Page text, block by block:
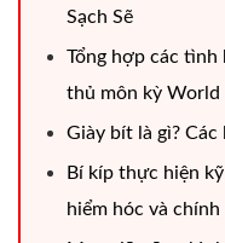
Sạch Sẽ
Tổng hợp các
thủ môn kỳ World
Giày bít là gì​?
Bí kíp thực hiện
hiểm hóc và chính